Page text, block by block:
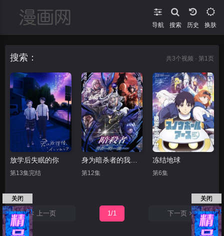
导航 搜索 换肤
搜索： 共3个视频 · 第1页
放学后失眠的你
第13集完结
身为暗杀者的我明显比勇者还强
第12集
冻结地球
第6集
上一页 1/1 下一页
关闭 关闭